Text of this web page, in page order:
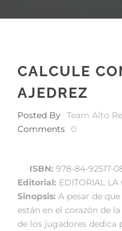
CALCULE
AJEDREZ
Posted By Team Alto
Comments
0
ISBN: 978-84-92517-
Editorial: EDITORIAL LA
Sinopsis: A pesar de
están en el corazón de
de los jugadores dedica